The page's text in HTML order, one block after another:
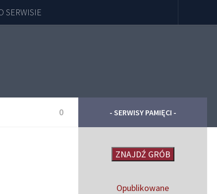
SERWISIE
0 - SERWISY PAMIĘCI -
ZNAJDŹ GRÓB
Opublikowane